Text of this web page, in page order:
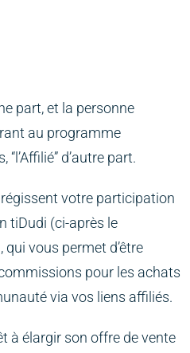
part, et la personne
au programme
d’autre part.
votre participation
tiDudi (ci-après le
qui vous permet d’être
pour les achats
via vos liens affiliés.
à élargir son offre de vente